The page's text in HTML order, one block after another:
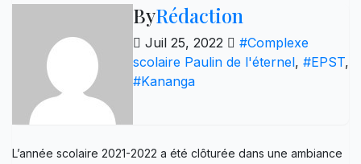
ByRédaction
Juil 25, 2022
#Complexe
scolaire Paulin de l'éternel, #EPST,
#Kananga
L’année scolaire 2021-2022 a été clôturée dans une ambiance